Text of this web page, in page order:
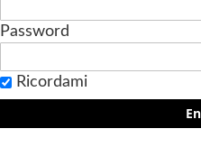
Password
Ricordami